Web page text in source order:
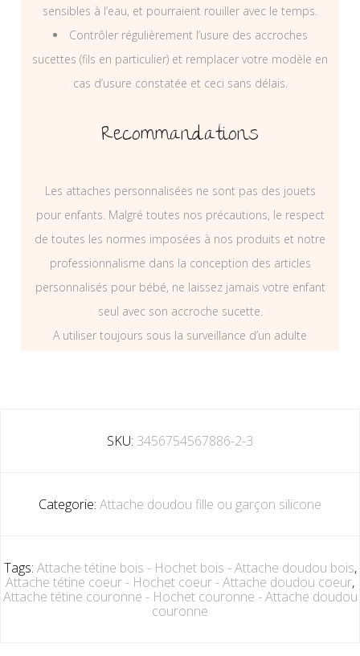
sensibles à l’eau, et pourraient rouiller avec le temps.
Contrôler régulièrement l’usure des accroches
sucettes (fils en particulier) et remplacer votre modèle en
cas d’usure constatée et ceci sans délais.
Recommandations
Les attaches personnalisées ne sont pas des jouets
pour enfants. Malgré toutes nos précautions, le respect
de toutes les normes imposées à nos produits et notre
professionnalisme dans la conception des articles
personnalisés pour bébé, ne laissez jamais votre enfant
seul avec son accroche sucette.
A utiliser toujours sous la surveillance d’un adulte
SKU: 3456754567886-2-3
Categorie: Attache doudou fille ou garçon silicone
Tags: Attache tétine bois - Hochet bois - Attache doudou bois,
Attache tétine coeur - Hochet coeur - Attache doudou coeur,
Attache tétine couronne - Hochet couronne - Attache doudou
couronne